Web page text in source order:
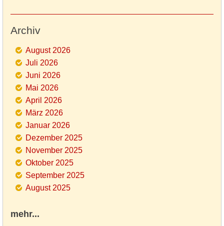
Archiv
August 2026
Juli 2026
Juni 2026
Mai 2026
April 2026
März 2026
Januar 2026
Dezember 2025
November 2025
Oktober 2025
September 2025
August 2025
mehr...